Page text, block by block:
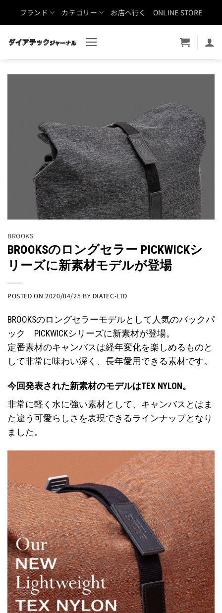
ブランド カテゴリー お店へ行く ONLINE STORE
BROOKS
BROOKSのロングセラー PICKWICKシ
リーズに新素材モデルが登場
POSTED ON2020/04/25 BY DIATEC-LTD
BROOKSのロングセラーモデルとして人気のバックパ
ック PICKWICKシリーズに新素材が登場。
定番素材のキャンバスは経年変化を楽しめるものと
して非常に味わい深く、長年愛用できる素材です。
今回発表された新素材のモデルはTEX NYLON 。
非常に軽く水に強い素材として、キャンバスとはま
た違う可愛らしさを表現できるラインナップとなり
ました。